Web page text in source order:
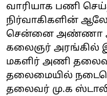
வாரியாக பணி
நிர்வாகிகளின்
சென்னை அண்ணா
கலைஞர் அரங்கில்
மகளிர் அணி
தலைமையில்
தலைவர் மு.க